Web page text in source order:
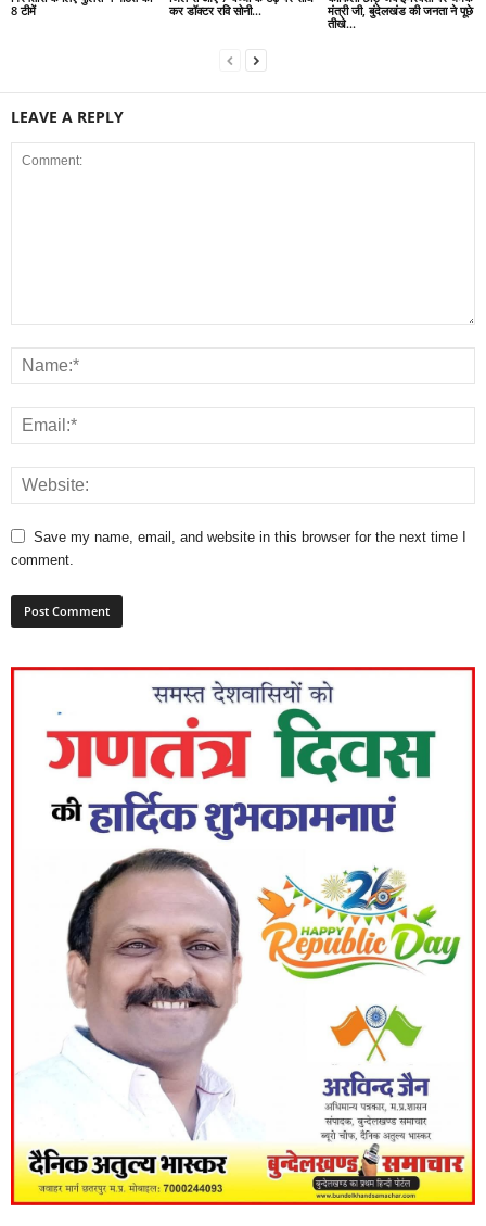
8 टीमें
कर डॉक्टर रवि सोनी...
मंत्री जी, बुंदेलखंड की जनता ने पूछे
तीखे...
LEAVE A REPLY
Save my name, email, and website in this browser for the next time I
comment.